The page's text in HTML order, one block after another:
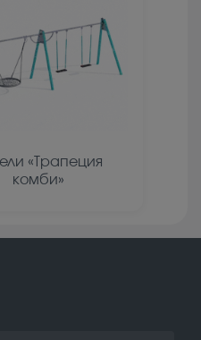
«Трапеция
комби»